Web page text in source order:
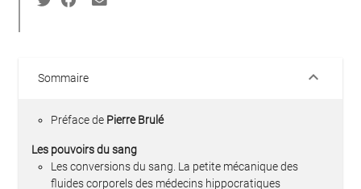
Sommaire keyboard_arrow_down
Préface de Pierre Brulé
Les pouvoirs du sang
Les conversions du sang. La petite mécanique des
fluides corporels des médecins hippocratiques